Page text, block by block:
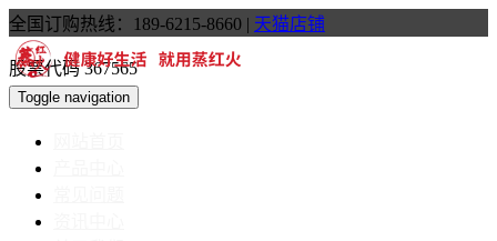
全国订购热线：189-6215-8660 | 天猫店铺
股票代码 367565
Toggle navigation